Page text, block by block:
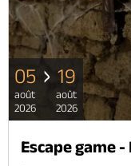
Brochures & Cartes
05
août
2026
19
août
2026
Escape game